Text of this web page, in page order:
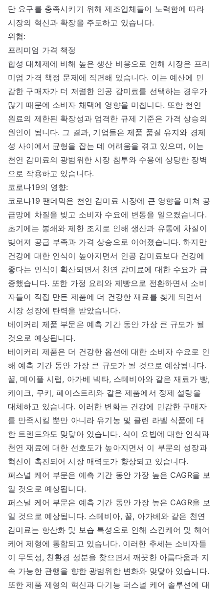
단 요구를 충족시키기 위해 제조업체들이 노력함에 따라
시장의 혁신과 확장을 주도하고 있습니다.
위협:
프리미엄 가격 책정
합성 대체제에 비해 높은 생산 비용으로 인해 시장은 프리
미엄 가격 책정 문제에 직면해 있습니다. 이는 예산에 민
감한 구매자가 더 저렴한 인공 감미료를 선택하는 경우가
많기 때문에 소비자 채택에 영향을 미칩니다. 또한 천연
원료의 제한된 확장성과 엄격한 규제 기준은 가격 상승의
원인이 됩니다. 그 결과, 기업들은 제품 품질 유지와 경제
성 사이에서 균형을 잡는 데 어려움을 겪고 있으며, 이는
천연 감미료의 광범위한 시장 침투와 수용에 상당한 장벽
으로 작용하고 있습니다.
코로나19의 영향:
코로나19 팬데믹은 천연 감미료 시장에 큰 영향을 미쳐 공
급망에 차질을 빚고 소비자 수요에 변동을 일으켰습니다.
초기에는 봉쇄와 제한 조치로 인해 생산과 유통에 차질이
빚어져 공급 부족과 가격 상승으로 이어졌습니다. 하지만
건강에 대한 인식이 높아지면서 인공 감미료보다 건강에
좋다는 인식이 확산되면서 천연 감미료에 대한 수요가 급
증했습니다. 또한 가정 요리와 제빵으로 전환하면서 소비
자들이 직접 만든 제품에 더 건강한 재료를 찾게 되면서
시장 성장에 탄력을 받았습니다.
베이커리 제품 부문은 예측 기간 동안 가장 큰 규모가 될
것으로 예상됩니다.
베이커리 제품은 더 건강한 옵션에 대한 소비자 수요로 인
해 예측 기간 동안 가장 큰 규모가 될 것으로 예상됩니다.
꿀, 메이플 시럽, 아가베 넥타, 스테비아와 같은 재료가 빵,
케이크, 쿠키, 페이스트리와 같은 제품에서 정제 설탕을
대체하고 있습니다. 이러한 변화는 건강에 민감한 구매자
를 만족시킬 뿐만 아니라 유기농 및 클린 라벨 식품에 대
한 트렌드와도 맞닿아 있습니다. 식이 요법에 대한 인식과
천연 재료에 대한 선호도가 높아지면서 이 부문의 성장과
혁신이 촉진되어 시장 매력도가 향상되고 있습니다.
퍼스널 케어 부문은 예측 기간 동안 가장 높은 CAGR을 보
일 것으로 예상됩니다.
퍼스널 케어 부문은 예측 기간 동안 가장 높은 CAGR을 보
일 것으로 예상됩니다. 스테비아, 꿀, 아가베와 같은 천연
감미료는 항산화 및 보습 특성으로 인해 스킨케어 및 헤어
케어 제형에 통합되고 있습니다. 이러한 추세는 소비자들
이 무독성, 친환경 성분을 찾으면서 깨끗한 아름다움과 지
속 가능한 관행을 향한 광범위한 변화와 맞닿아 있습니다.
또한 제품 제형의 혁신과 다기능 퍼스널 케어 솔루션에 대